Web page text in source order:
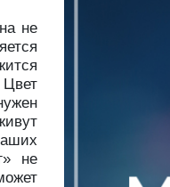
не
не